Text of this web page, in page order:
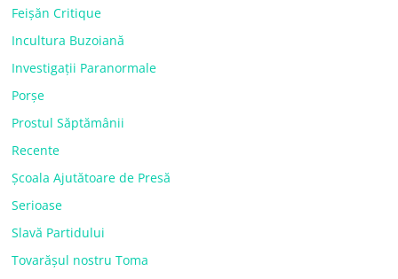
Feișăn Critique
Incultura Buzoiană
Investigații Paranormale
Porșe
Prostul Săptămânii
Recente
Școala Ajutătoare de Presă
Serioase
Slavă Partidului
Tovarășul nostru Toma